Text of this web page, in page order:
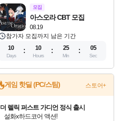
모집
08.19
아스오라 CBT 모집
참가자 모집까지 남은 기간
10
Days
10
Hours
25
Min
05
Sec
게임 핫딜 (PC/스팀) 스토어+
더 렐릭 퍼스트 가디언 정식 출시
설화x하드코어 액션!